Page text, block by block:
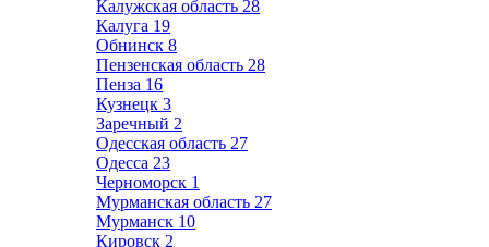
Калужская область 28
Калуга 19
Обнинск 8
Пензенская область 28
Пенза 16
Кузнецк 3
Заречный 2
Одесская область 27
Одесса 23
Черноморск 1
Мурманская область 27
Мурманск 10
Кировск 2